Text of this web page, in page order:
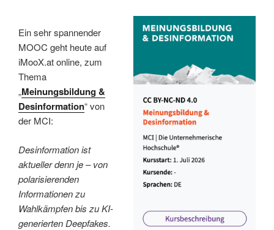
Ein sehr spannender
MOOC geht heute auf
iMooX.at online, zum
Thema
„Meinungsbildung &
Desinformation“ von
der MCI:
Desinformation ist
aktueller denn je – von
polarisierenden
Informationen zu
Wahlkämpfen bis zu KI-
generierten Deepfakes.